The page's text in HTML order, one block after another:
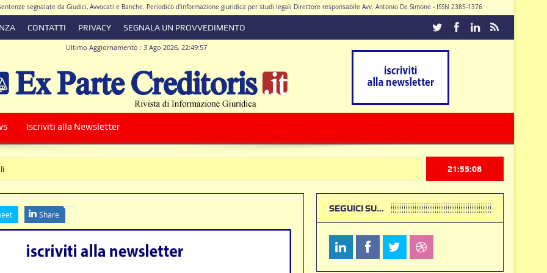
segnalate da Giudici, Avvocati e Banche. Periodico d'informazione giuridica per studi legali Direttore responsabile Avv. Antonio De Simone - ISSN 2385-1376
CONTATTI PRIVACY SEGNALA UN PROVVEDIMENTO
Ultimo Aggiornamento : 3 Ago 2026, 22:49:57
Responsabile Avv. Antonio De Simone
Iscriviti alla Newsletter
21:55:09
Share
SEGUICI SU…